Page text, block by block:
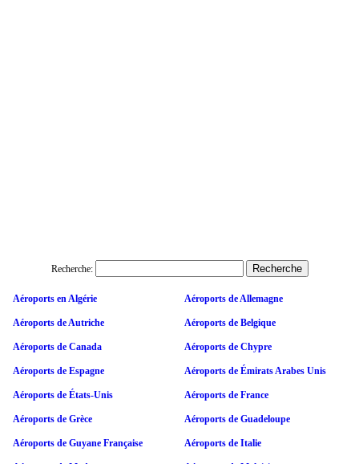
Recherche:
Aéroports en Algérie Aéroports de Allemagne
Aéroports de Autriche Aéroports de Belgique
Aéroports de Canada Aéroports de Chypre
Aéroports de Espagne Aéroports de Émirats Arabes Unis
Aéroports de États-Unis Aéroports de France
Aéroports de Grèce Aéroports de Guadeloupe
Aéroports de Guyane Française Aéroports de Italie